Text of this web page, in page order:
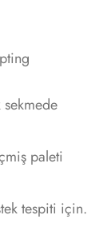
sekmede
paleti
tespiti için.